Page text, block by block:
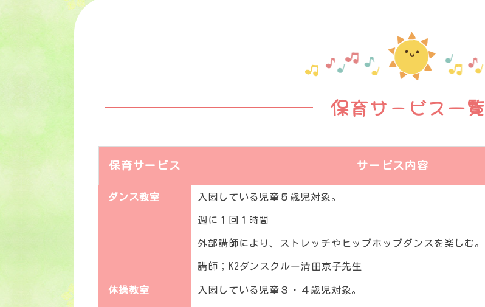
保育サービス一覧
保育サービス サービス内容
ダンス教室 入園している児童５歳児対象。
週に１回１時間
外部講師により、ストレッチやヒップホップダンスを楽しむ。
講師；K2ダンスクルー清田京子先生
体操教室 入園している児童３・４歳児対象。